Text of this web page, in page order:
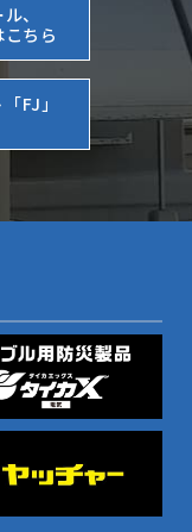
、
ちら
FJ」